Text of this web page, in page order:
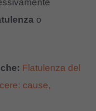
o
Flatulenza del
cause,